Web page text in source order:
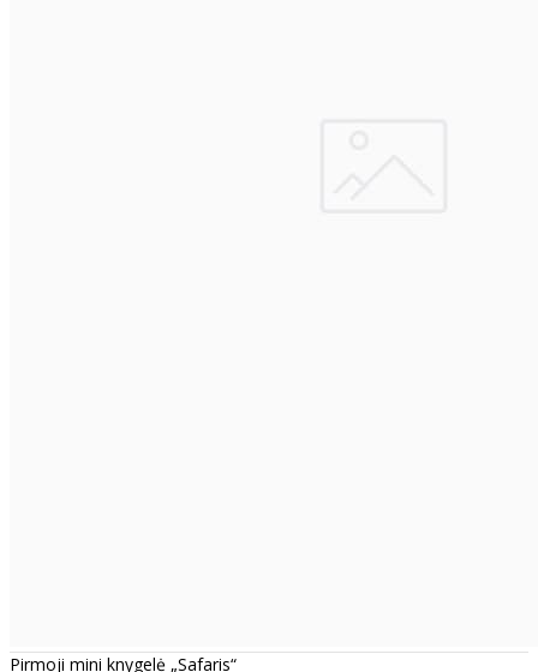
Pirmoji mini knygelė „Safaris“